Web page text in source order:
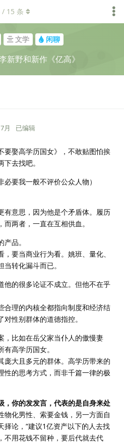
文学 闲聊
新野和新作《亿高》
/ 15 条
月 已编辑
要娶高学历国女》，不敢贴图怕挨
去找吧。
必要我一般不评价公众人物）
有意思，因为他是个矛盾体。履历
两者，一直在互相供血。
品。
要当商业行为看。姚班、量化、
转化漏斗而已。
他的很多论证不成立。但他不在乎
合理的内核全都指向制度和经济结
性别群体的道德指控。
，比如在岳父家当仆人的傲慢妻
高学历国女。
庞大且多元的群体。高学历带来的
性的思考方式，而非千篇一律的极
，你的发发言，代表的是自身来处
物化男性、索要金钱，另一方面自
择论，“建议1亿资产以下的人去找
不用花钱不留种，要后代就去代